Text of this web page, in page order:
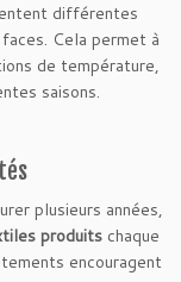
différentes
Cela permet à
de température,
saisons.
plusieurs années,
produits chaque
encouragent